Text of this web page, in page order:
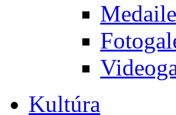
Medaile
Kultúra